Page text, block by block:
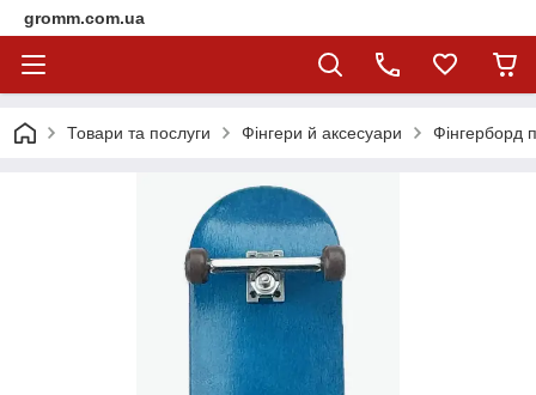
gromm.com.ua
Товари та послуги Фінгери й аксесуари Фінгерборд